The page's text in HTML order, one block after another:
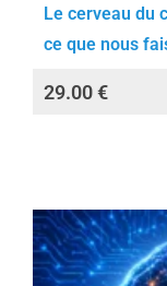
Le cerveau du
ce que nous
29.00€